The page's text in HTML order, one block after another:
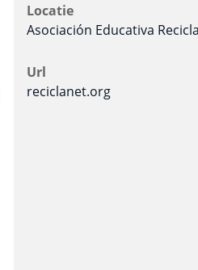
Locatie
Asociación Educativa
Url
reciclanet.org